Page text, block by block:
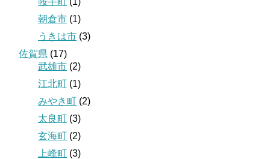
朝倉市 (1)
うきは市 (3)
佐賀県 (17)
武雄市 (2)
江北町 (1)
みやき町 (2)
太良町 (3)
玄海町 (2)
上峰町 (3)